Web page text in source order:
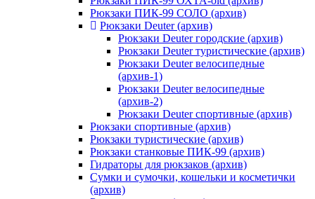
Рюкзаки ПИК-99 СОЛО (архив)
Рюкзаки Deuter (архив)
Рюкзаки Deuter городские (архив)
Рюкзаки Deuter туристические (архив)
Рюкзаки Deuter велосипедные
(архив-1)
Рюкзаки Deuter велосипедные
(архив-2)
Рюкзаки Deuter спортивные (архив)
Рюкзаки спортивные (архив)
Рюкзаки туристические (архив)
Рюкзаки станковые ПИК-99 (архив)
Гидраторы для рюкзаков (архив)
Сумки и сумочки, кошельки и косметички
(архив)